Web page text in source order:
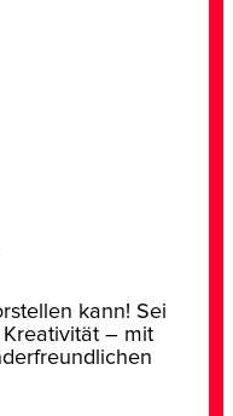
kann! Sei
– mit